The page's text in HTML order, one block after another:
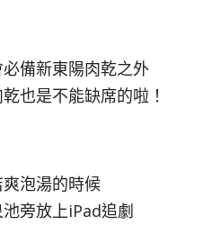
備新東陽肉乾之外
也是不能缺席的啦！
泡湯的時候
旁放上iPad追劇